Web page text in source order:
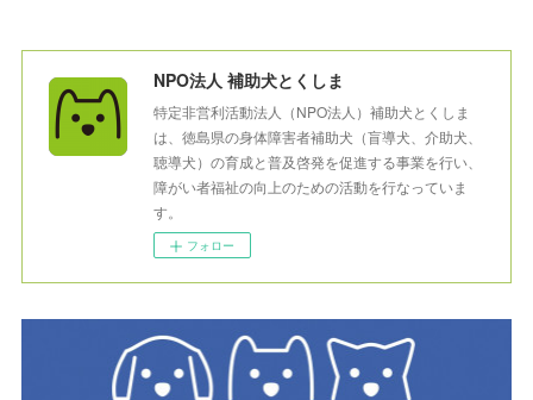
NPO法人 補助犬とくしま
特定非営利活動法人（NPO法人）補助犬とくしま
は、徳島県の身体障害者補助犬（盲導犬、介助犬、
聴導犬）の育成と普及啓発を促進する事業を行い、
障がい者福祉の向上のための活動を行なっていま
す。
フォロー